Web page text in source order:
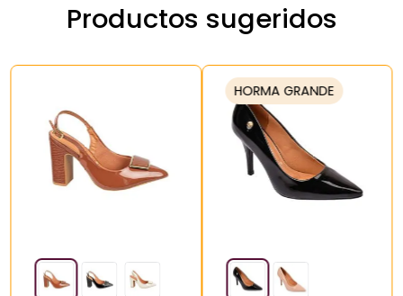
Productos sugeridos
HORMA GRANDE